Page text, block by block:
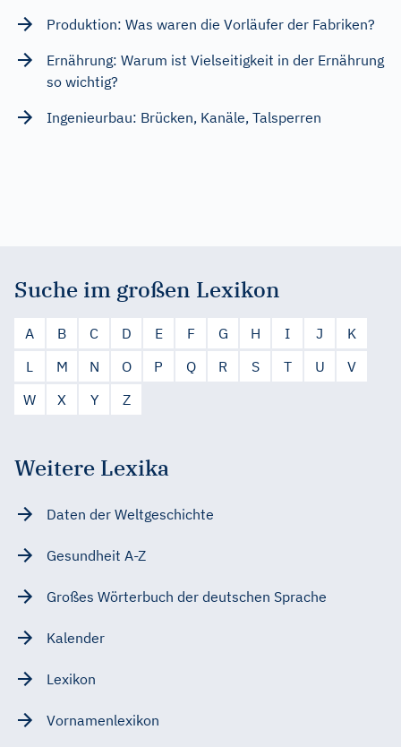
Produktion: Was waren die Vorläufer der Fabriken?
Ernährung: Warum ist Vielseitigkeit in der Ernährung
so wichtig?
Ingenieurbau: Brücken, Kanäle, Talsperren
Suche im großen Lexikon
A B C D E F G H I J
K
L
M N O P Q R S T U
V
W
X Y Z
Weitere Lexika
Daten der Weltgeschichte
Gesundheit A-Z
Großes Wörterbuch der deutschen Sprache
Kalender
Lexikon
Vornamenlexikon